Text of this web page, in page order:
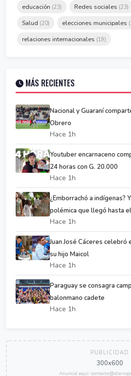
educación (23) Redes sociales (23)
Salud (20) elecciones municipales
relaciones internacionales (19)
MÁS RECIENTES
Nacional y Guaraní
Obrero
Hace 1h
Youtuber encarnaceno
24 horas con G. 20.000
Hace 1h
¿Emborrachó a indígenas?
polémica que llegó hasta el
Hace 1h
Juan José Cáceres
su hijo Maicol
Hace 1h
Paraguay se consagra
balonmano cadete
Hace 1h
PUBLICIDAD
300x600
Anunciá aquí: